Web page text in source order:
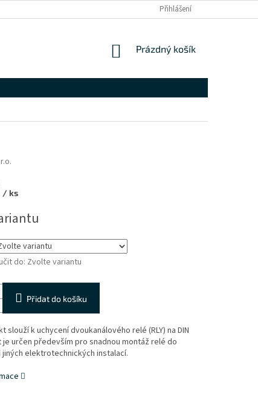
ÚDAJŮ SPOLEČENSKÁ ODPOVĚDNOST ZÁRUČNÍ PODMÍNKY
Přihlášení
NÁKUPNÍ
Prázdný košík
/ ks
do: Zvolte variantu
Přidat do košíku
slouží k uchycení dvoukanálového relé (RLY) na DIN
je určen především pro snadnou montáž relé do
elektrotechnických instalací.